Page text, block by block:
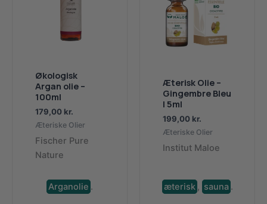
Økologisk
Argan olie –
100ml
179,00 kr.
Æteriske Olier
Fischer Pure
Nature
Arganolie .
Æterisk Olie –
Gingembre Bleu
| 5ml
199,00 kr.
Æteriske Olier
Institut Maloe
æterisk , sauna .